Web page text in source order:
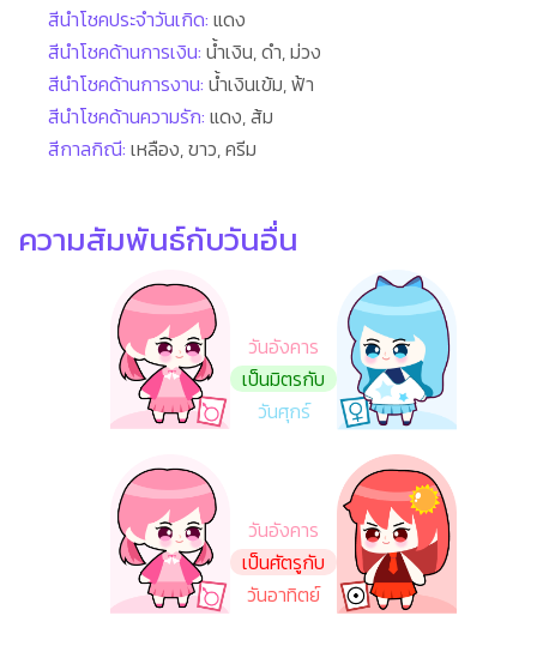
สีนำโชคประจำวันเกิด: แดง
สีนำโชคด้านการเงิน: น้ำเงิน, ดำ, ม่วง
สีนำโชคด้านการงาน: น้ำเงินเข้ม, ฟ้า
สีนำโชคด้านความรัก: แดง, ส้ม
สีกาลกิณี: เหลือง, ขาว, ครีม
ความสัมพันธ์กับวันอื่น
วันอังคาร
เป็นมิตรกับ
วันศุกร์
วันอังคาร
เป็นศัตรูกับ
วันอาทิตย์